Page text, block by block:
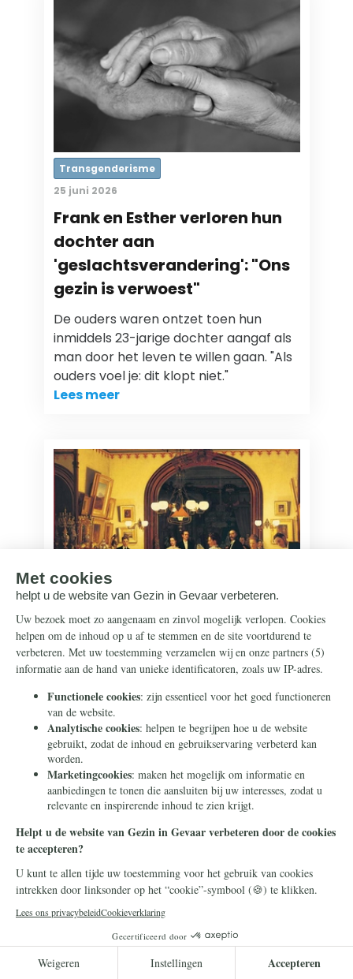
Transgenderisme
25 juni 2026
Frank en Esther verloren hun
dochter aan
'geslachtsverandering': "Ons
gezin is verwoest"
De ouders waren ontzet toen hun
inmiddels 23-jarige dochter aangaf als
man door het leven te willen gaan. "Als
ouders voel je: dit klopt niet."
Lees meer
Gezin
Waarom deugdzaamheid de
beste manier is om het
familievermogen door te
geven
Veel families weten hoe ze vermogen
moeten opbouwen, maar veel minder
weten hoe ze dat op een manier
kunnen doorgeven die de volgende
generatie sterker maakt.
Lees meer